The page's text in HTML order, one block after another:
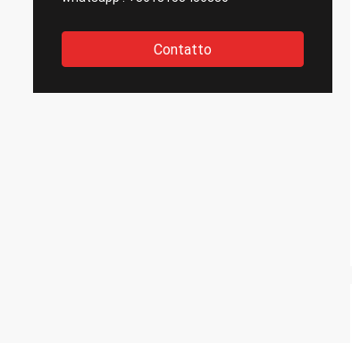
Contatto